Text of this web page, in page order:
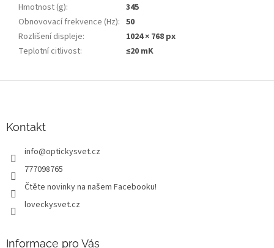
Hmotnost (g):
345
Obnovovací frekvence (Hz): 50
Rozlišení displeje:
1024 × 768 px
Teplotní citlivost: ≤20 mK
Kontakt
info@optickysvet.cz
777098765
Čtěte novinky na našem Facebooku!
loveckysvet.cz
Informace pro Vás